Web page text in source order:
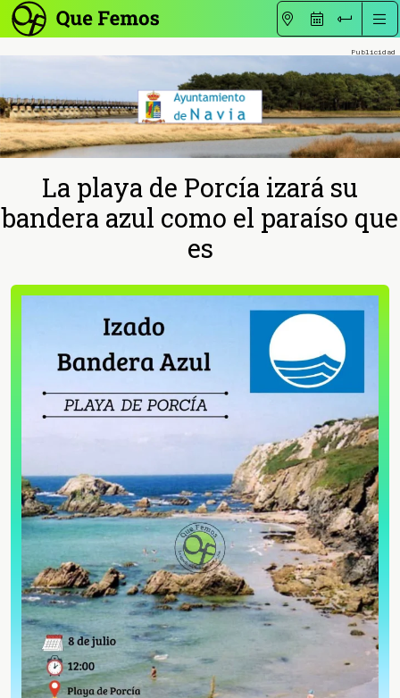
La playa de Porcía izará su
bandera azul como el paraíso que
es